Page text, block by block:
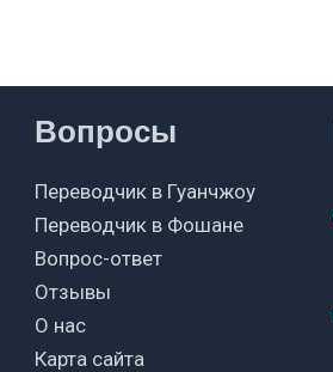
Вопросы
Переводчик в Гуанчжоу
Переводчик в Фошане
Вопрос-ответ
Отзывы
О нас
Карта сайта